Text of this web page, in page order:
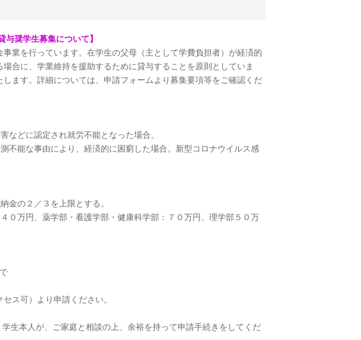
奨学生募集について】
業を行っています。在学生の父母（主として学費負担者）が経済的
合に、学業維持を援助するために貸与することを原則としていま
ます。詳細については、申請フォームより募集要項等をご確認くだ
などに認定され就労不能となった場合。
不能な事由により、経済的に困窮した場合。新型コロナウイルス感
金の２／３を上限とする。
０万円、薬学部・看護学部・健康科学部：７０万円、理学部５０万
セス可）より申請ください。
生本人が、ご家庭と相談の上、余裕を持って申請手続きをしてくだ